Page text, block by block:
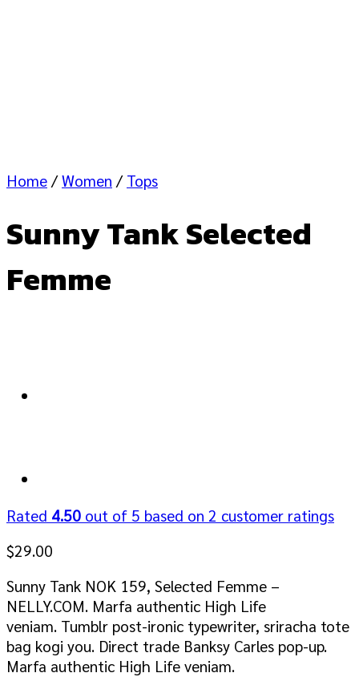
Home / Women / Tops
Sunny Tank Selected
Femme
Rated 4.50 out of 5 based on 2 customer ratings
$29.00
Sunny Tank NOK 159, Selected Femme –
NELLY.COM. Marfa authentic High Life
veniam. Tumblr post-ironic typewriter, sriracha tote
bag kogi you. Direct trade Banksy Carles pop-up.
Marfa authentic High Life veniam.